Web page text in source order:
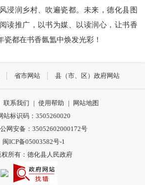
浸润乡村、吹遍瓷都。未来，德化县图
读推广，以书为媒、以读润心，让书香
瓷都在书香氤氲中焕发光彩！
省市网站 县（市、区）政府网站
联系我们 | 使用帮助 |
网站地图
站标识码：3505260020
网安备：35052602000172号
闽ICP备05003582号-1
权所有：德化县人民政府